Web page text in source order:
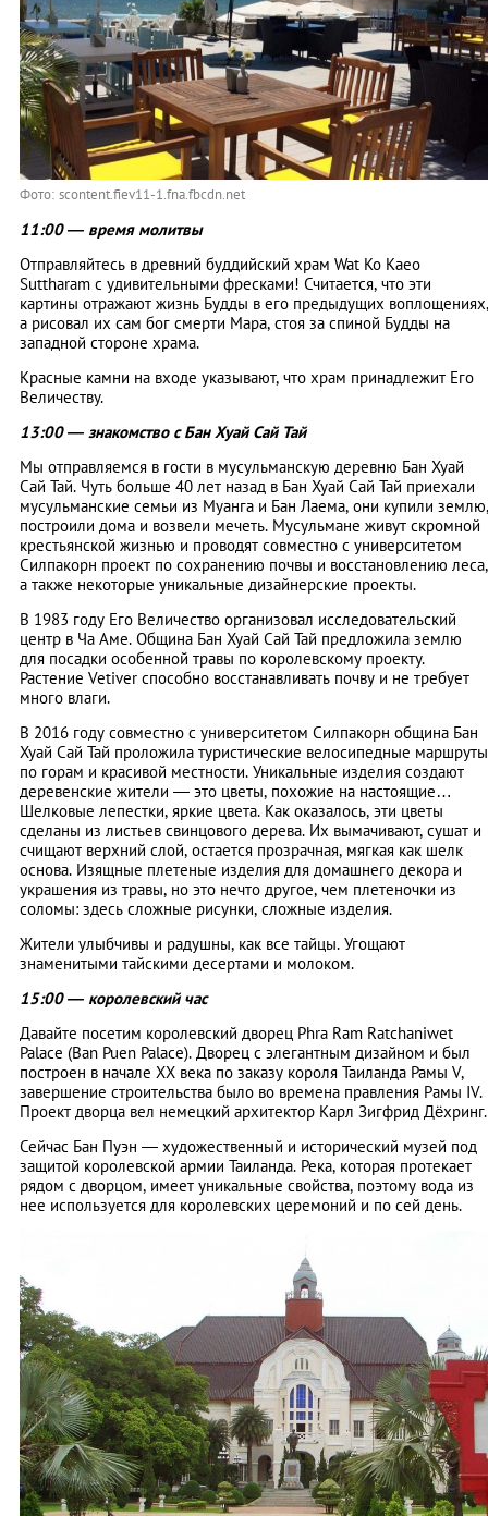
Фото: scontent.fiev11-1.fna.fbcdn.net
11:00 — время молитвы
Отправляйтесь в древний буддийский храм Wat Ko Kaeo
Suttharam с удивительными фресками! Считается, что эти
картины отражают жизнь Будды в его предыдущих воплощениях,
а рисовал их сам бог смерти Мара, стоя за спиной Будды на
западной стороне храма.
Красные камни на входе указывают, что храм принадлежит Его
Величеству.
13:00 — знакомство с Бан Хуай Сай Тай
Мы отправляемся в гости в мусульманскую деревню Бан Хуай
Сай Тай. Чуть больше 40 лет назад в Бан Хуай Сай Тай приехали
мусульманские семьи из Муанга и Бан Лаема, они купили землю,
построили дома и возвели мечеть. Мусульмане живут скромной
крестьянской жизнью и проводят совместно с университетом
Силпакорн проект по сохранению почвы и восстановлению леса,
а также некоторые уникальные дизайнерские проекты.
В 1983 году Его Величество организовал исследовательский
центр в Ча Аме. Община Бан Хуай Сай Тай предложила землю
для посадки особенной травы по королевскому проекту.
Растение Vetiver способно восстанавливать почву и не требует
много влаги.
В 2016 году совместно с университетом Силпакорн община Бан
Хуай Сай Тай проложила туристические велосипедные маршруты
по горам и красивой местности. Уникальные изделия создают
деревенские жители — это цветы, похожие на настоящие…
Шелковые лепестки, яркие цвета. Как оказалось, эти цветы
сделаны из листьев свинцового дерева. Их вымачивают, сушат и
счищают верхний слой, остается прозрачная, мягкая как шелк
основа. Изящные плетеные изделия для домашнего декора и
украшения из травы, но это нечто другое, чем плетеночки из
соломы: здесь сложные рисунки, сложные изделия.
Жители улыбчивы и радушны, как все тайцы. Угощают
знаменитыми тайскими десертами и молоком.
15:00 — королевский час
Давайте посетим королевский дворец Phra Ram Ratchaniwet
Palace (Ban Puen Palace). Дворец с элегантным дизайном и был
построен в начале XX века по заказу короля Таиланда Рамы V,
завершение строительства было во времена правления Pамы IV.
Проект дворца вел немецкий архитектор Карл Зигфрид Дёхринг.
Сейчас Бан Пуэн — художественный и исторический музей под
защитой королевской армии Таиланда. Река, которая протекает
рядом с дворцом, имеет уникальные свойства, поэтому вода из
нее используется для королевских церемоний и по сей день.